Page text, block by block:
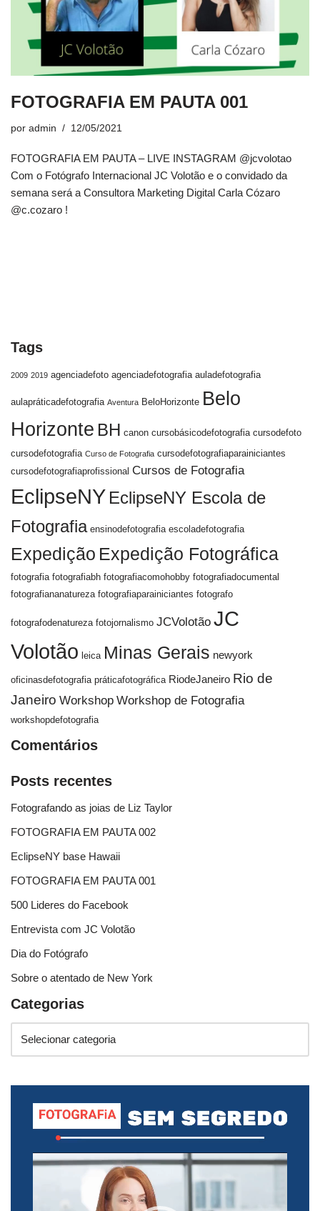
FOTOGRAFIA EM PAUTA 001
por admin 12/05/2021
FOTOGRAFIA EM PAUTA – LIVE INSTAGRAM @jcvolotao
Com o Fotógrafo Internacional JC Volotão e o convidado da
semana será a Consultora Marketing Digital Carla Cózaro
@c.cozaro !
Tags
2009 2019 agenciadefoto agenciadefotografia auladefotografia
aulapráticadefotografia Aventura BeloHorizonte Belo
Horizonte BH canon cursobásicodefotografia cursodefoto
cursodefotografia Curso de Fotografia cursodefotografiaparainiciantes
cursodefotografiaprofissional Cursos de Fotografia
EclipseNY EclipseNY Escola de
Fotografia ensinodefotografia escoladefotografia
Expedição Expedição Fotográfica
fotografia fotografiabh fotografiacomohobby fotografiadocumental
fotografiananatureza fotografiaparainiciantes fotografo
fotografodenatureza fotojornalismo JCVolotão JC
Volotão leica Minas Gerais newyork
oficinasdefotografia práticafotográfica RiodeJaneiro Rio de
Janeiro Workshop Workshop de Fotografia
workshopdefotografia
Comentários
Posts recentes
Fotografando as joias de Liz Taylor
FOTOGRAFIA EM PAUTA 002
EclipseNY base Hawaii
FOTOGRAFIA EM PAUTA 001
500 Lideres do Facebook
Entrevista com JC Volotão
Dia do Fotógrafo
Sobre o atentado de New York
Categorias